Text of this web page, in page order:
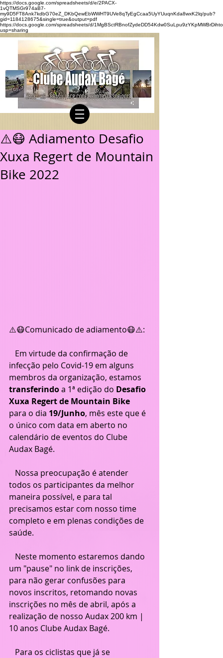
https://docs.google.com/spreadsheets/d/e/2PACX-
1vQTMSGr974aB7-
my9D5FT8Ank7kdbG70eZ_DKbQewEbWWHT9UVe8qTyEgCcaa5UyYUuqnKda8wxK2lq/pub?
gid=1184128675&single=true&output=pdf
https://docs.google.com/spreadsheets/d/
usp=sharing
⚠️😷 Adiamento Desafio
Xuxa Regert de Mountain
Bike 2022
⚠️😷Comunicado de adiamento😷⚠️:
infecção pelo Covid-19 em alguns
membros da organização, estamos
transferindo a 1ª edição do Desafio
Xuxa Regert de Mountain Bike
para o dia 19/Junho, mês este que é
o único com data em aberto no
calendário de eventos do Clube
Audax Bagé.
todos os participantes da melhor
maneira possível, e para tal
precisamos estar com nosso time
completo e em plenas condições de
saúde.
um "pause" no link de inscrições,
para não gerar confusões para
novos inscritos, retomando novas
inscrições no mês de abril, após a
realização de nosso Audax 200 km |
10 anos Clube Audax Bagé.